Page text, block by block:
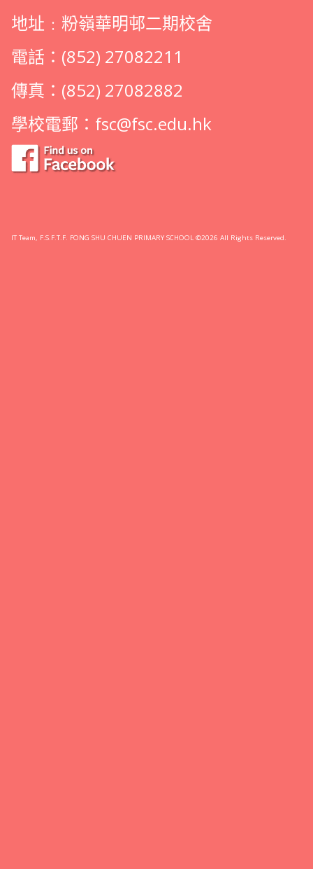
地址﹕粉嶺華明邨二期校舍
電話：(852) 27082211
傳真：(852) 27082882
學校電郵： fsc@fsc.edu.hk
IT Team, F.S.F.T.F. FONG SHU CHUEN PRIMARY SCHOOL ©2026 All Rights Reserved.